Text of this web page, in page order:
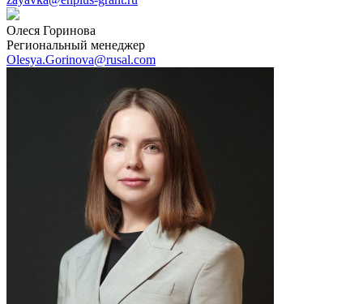
Олеся Горинова
Региональный менеджер
Olesya.Gorinova@rusal.com